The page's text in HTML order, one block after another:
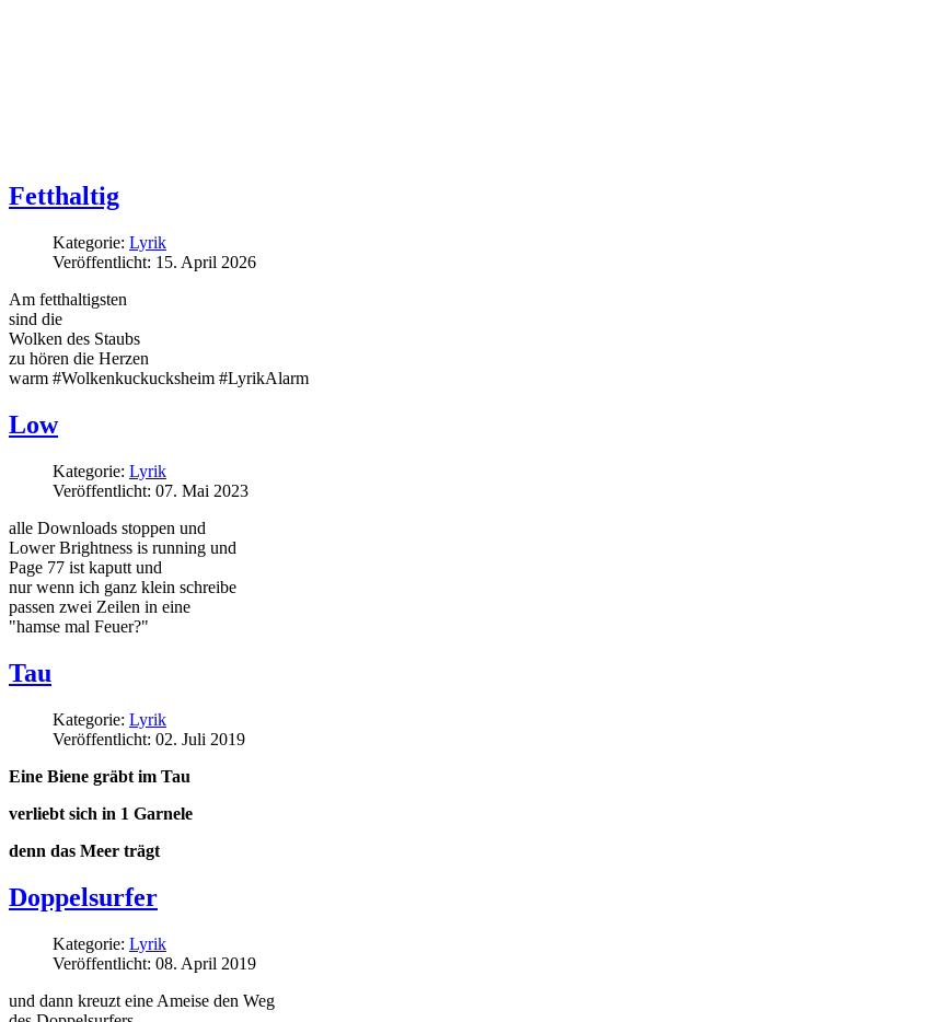
Fetthaltig
Kategorie: Lyrik
Veröffentlicht: 15. April 2026
Am fetthaltigsten
sind die
Wolken des Staubs
zu hören die Herzen
warm #Wolkenkuckucksheim #LyrikAlarm
Low
Kategorie: Lyrik
Veröffentlicht: 07. Mai 2023
alle Downloads stoppen und
Lower Brightness is running und
Page 77 ist kaputt und
nur wenn ich ganz klein schreibe
passen zwei Zeilen in eine
"hamse mal Feuer?"
Tau
Kategorie: Lyrik
Veröffentlicht: 02. Juli 2019
Eine Biene gräbt im Tau
verliebt sich in 1 Garnele
denn das Meer trägt
Doppelsurfer
Kategorie: Lyrik
Veröffentlicht: 08. April 2019
und dann kreuzt eine Ameise den Weg